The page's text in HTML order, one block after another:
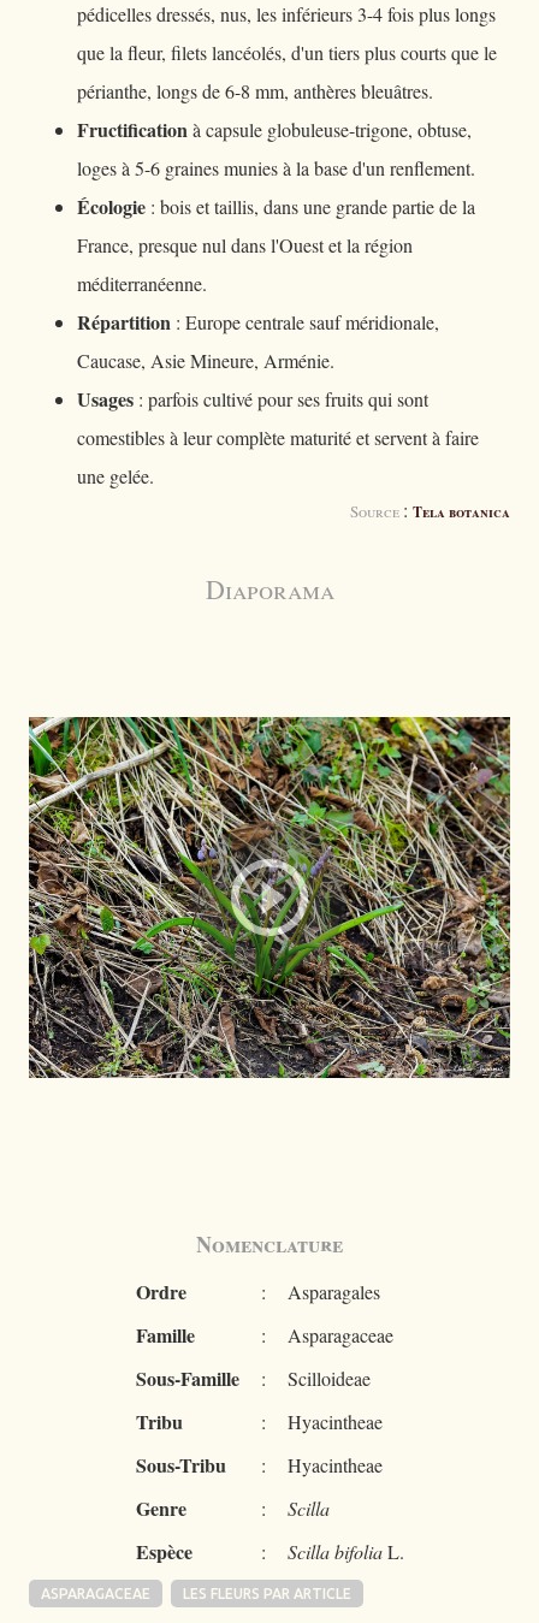
pédicelles dressés, nus, les inférieurs 3-4 fois plus longs
que la fleur, filets lancéolés, d'un tiers plus courts que le
périanthe, longs de 6-8 mm, anthères bleuâtres.
Fructificationà capsule globuleuse-trigone, obtuse,
loges à 5-6 graines munies à la base d'un renflement.
Écologie : bois et taillis, dans une grande partie de la
France, presque nul dans l'Ouest et la région
méditerranéenne.
Répartition : Europe centrale sauf méridionale,
Caucase, Asie Mineure, Arménie.
Usages : parfois cultivé pour ses fruits qui sont
comestibles à leur complète maturité et servent à faire
une gelée.
Source : Tela botanica
Diaporama
Nomenclature
Ordre : Asparagales
Famille : Asparagaceae
Sous-Famille : Scilloideae
Tribu : Hyacintheae
Sous-Tribu : Hyacintheae
Genre : Scilla
Espèce : Scilla bifoliaL.
ASPARAGACEAE LES FLEURS PAR ARTICLE